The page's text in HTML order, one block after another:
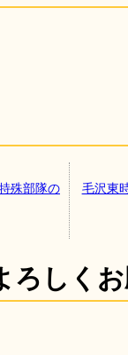
殊部隊の
毛沢東
ろしく